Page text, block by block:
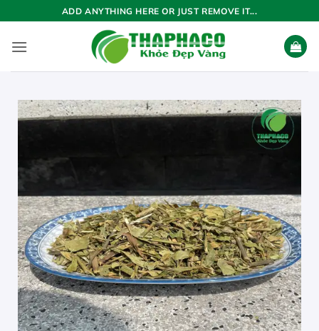
qua
nội
ADD ANYTHING HERE OR JUST REMOVE IT...